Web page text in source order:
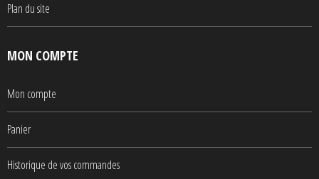
Plan du site
MON COMPTE
Mon compte
Panier
Historique de vos commandes